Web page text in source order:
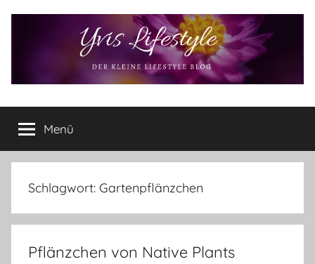
Yvis
Lifestyle
Lifestyle
Blog
–
Lifestyle,
Produkttests
vieles
Menü
Schlagwort: Gartenpflänzchen
Pflänzchen von Native Plants